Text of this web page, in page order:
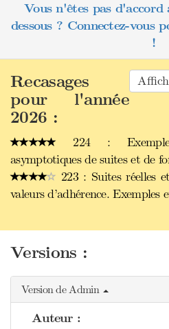
Vous n'êtes pas d'accord
dessous ? Connectez-vous
!
Recasages
pour l'année
2026 :
224 : Exemples
asymptotiques de suites et de
223 : Suites réelles
valeurs d’adhérence. Exemples
Versions :
Version de Admin
Auteur :